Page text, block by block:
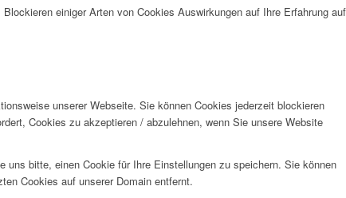
einiger Arten von Cookies Auswirkungen auf Ihre Erfahrung auf
unserer Webseite. Sie können Cookies jederzeit blockieren
Cookies zu akzeptieren / abzulehnen, wenn Sie unsere Website
bitte, einen Cookie für Ihre Einstellungen zu speichern. Sie können
Cookies auf unserer Domain entfernt.